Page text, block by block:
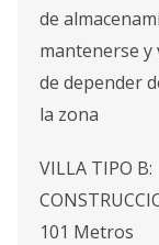
de
mantenerse y
de depender
la zona
VILLA TIPO B:
101 Metros